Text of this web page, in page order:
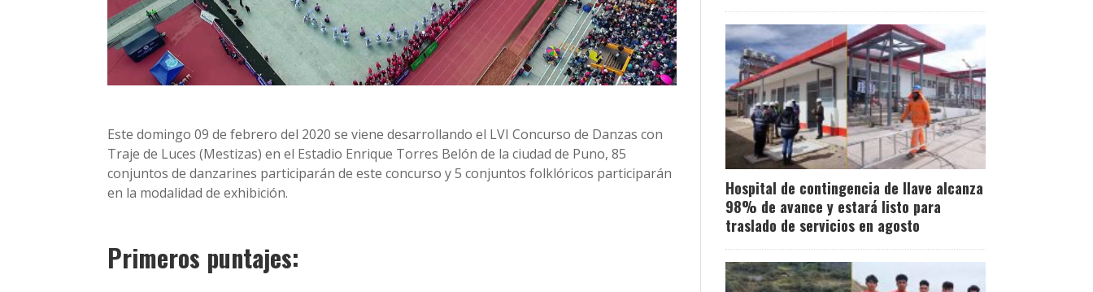
Este domingo 09 de febrero del 2020 se viene desarrollando el LVI Concurso de Danzas con
Traje de Luces (Mestizas) en el Estadio Enrique Torres Belón de la ciudad de Puno, 85
conjuntos de danzarines participarán de este concurso y 5 conjuntos folklóricos participarán
en la modalidad de exhibición.
Primeros puntajes:
Hospital de contingencia de Ilave alcanza
98% de avance y estará listo para
traslado de servicios en agosto